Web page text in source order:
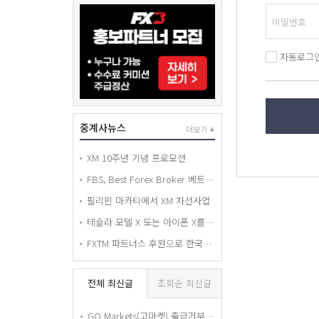
중계사뉴스
XM 10주년 기념 프로모션
FBS, Best Forex Broker 베트남 어워드 수상
필리핀 마카티에서 XM 자선사업
테슬라 모델 X 또는 아이폰 X를 경품으로 드리는 FXTM 휠 오브 포춘 추첨 컨테스트!
FXTM 파트너스 후원으로 한국에서 열린 World Economy BAND 세미나
더보기 +
전체 최신글 조회순 최신글
GO Markets(고마켓) 출금거부 피해 경고 — 요구서류 전부 제출했는데도 15개월째 출금 안 해줍니다
자동로그